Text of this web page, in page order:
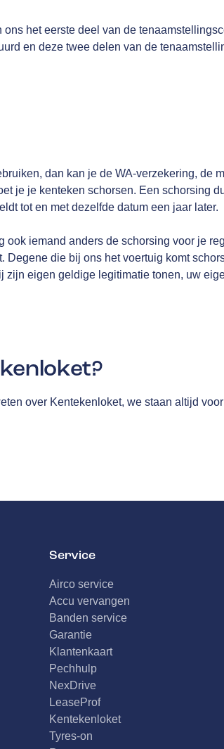
het eerste deel van de
en deze twee delen van de
dan kan je de WA-verzekering, de
je je kenteken schorsen. Een schorsing
tot en met dezelfde datum een jaar later.
ook iemand anders de schorsing voor je
die bij ons het voertuig komt
zijn eigen geldige legitimatie tonen, uw
over Kentekenloket, we staan altijd
Service
Airco service
Accu vervangen
Banden service
Garantie
Klantenkaart
Pechhulp
NexDrive
LeaseProf
Kentekenloket
Tyres-on